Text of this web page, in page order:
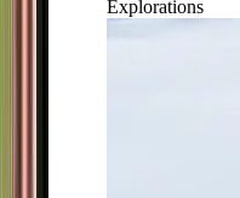
Explorations